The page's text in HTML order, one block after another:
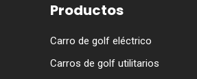
Productos
Carro de golf eléctrico
Carros de golf utilitarios